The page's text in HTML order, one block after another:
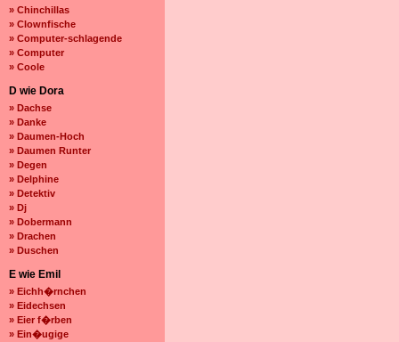
» Chinchillas
» Clownfische
» Computer-schlagende
» Computer
» Coole
D wie Dora
» Dachse
» Danke
» Daumen-Hoch
» Daumen Runter
» Degen
» Delphine
» Detektiv
» Dj
» Dobermann
» Drachen
» Duschen
E wie Emil
» Eichh�rnchen
» Eidechsen
» Eier f�rben
» Ein�ugige